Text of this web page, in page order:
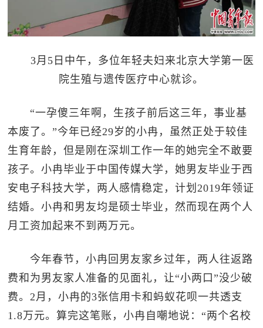
3月5日中午，多位年轻夫妇来北京大学第一医
院生殖与遗传医疗中心就诊。
“一孕傻三年啊，生孩子前后这三年，事业基
本废了。”今年已经29岁的小冉，虽然正处于较佳
生育年龄，但是刚在深圳工作一年的她完全不敢要
孩子。小冉毕业于中国传媒大学，她男友毕业于西
安电子科技大学，两人感情稳定，计划2019年领证
结婚。小冉和男友均是硕士毕业，然而现在两个人
月工资加起来不到两万元。
今年春节，小冉回男友家乡过年，两人往返路
费和为男友家人准备的见面礼，让“小两口”没少破
费。2月，小冉的3张信用卡和蚂蚁花呗一共透支
1.8万元。算完这笔账，小冉自嘲地说：“两个名校